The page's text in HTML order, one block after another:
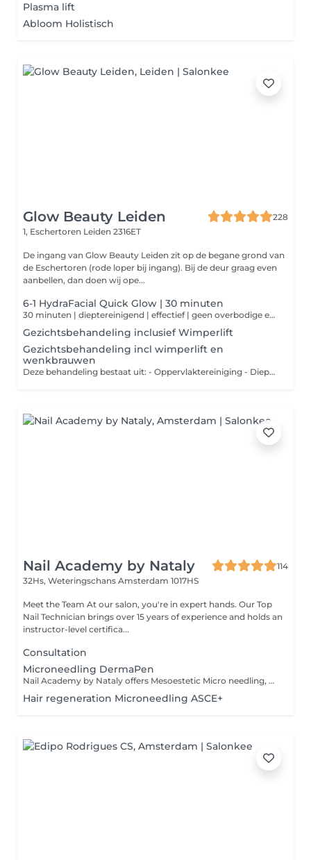
Plasma lift
Abloom Holistisch
Glow Beauty Leiden
228
1, Eschertoren Leiden 2316ET
De ingang van Glow Beauty Leiden zit op de begane grond van
de Eschertoren (rode loper bij ingang). Bij de deur graag even
aanbellen, dan doen wij ope...
6-1 HydraFacial Quick Glow | 30 minuten
30 minuten | dieptereinigend | effectief | geen overbodige extra's, wél resultaat Weinig tijd, maar wel behoefte aan een frisse en verzorgde huid? Deze compacte HydraFacial-behandeling geeft jouw huid in slechts 30 minuten een effectieve oppepper met dieptereiniging, peeling en een verzorgend masker. Kort, krachtig en zichtbaar effectief.
Gezichtsbehandeling inclusief Wimperlift
Gezichtsbehandeling incl wimperlift en
wenkbrauwen
Deze behandeling bestaat uit: - Oppervlaktereiniging - Dieptereiniging - Onzuiverheden verwijderen - Masker - Dagcrème
Nail Academy by Nataly
114
32Hs, Weteringschans Amsterdam 1017HS
Meet the Team At our salon, you're in expert hands. Our Top
Nail Technician brings over 15 years of experience and holds an
instructor-level certifica...
Consultation
Microneedling DermaPen
Nail Academy by Nataly offers Mesoestetic Micro needling, must have treatment! As Microneedling skin treatment addressing issues like Skin Rejuvenation, Anti Aging, Acne, Streaks, Scars, and Pigmentation. We use the advanced Mesoestetic intradermal medical solutions of oligoelements, DMAE, Vitamin C for better and more beautiful results. Treatment will be agreed and adjusted to your personal skin needs. This treatment involves creating small channels in the skin with needles, stimulating collagen and elastin production, leading to radiant skin for up to a year. The process includes skin cleansing, disinfection, and application of specialized serums, followed by the Mesoestetic treatment. After Microneedling, a calming balm, special serum Maria Galland promotes skin recovery, making it a relaxing and therapeutic salon experience. The post-treatment phase involves addressing specific skin concerns, and an initial intake session is conducted to discuss expectations, contraindications, and the importance of skincare. Book an appointment for radiant skin.
Hair regeneration Microneedling ASCE+